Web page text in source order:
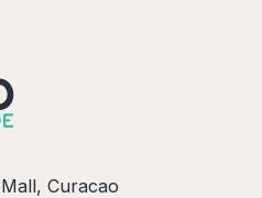
Curacao